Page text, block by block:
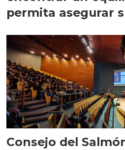
permita asegurar
Consejo del